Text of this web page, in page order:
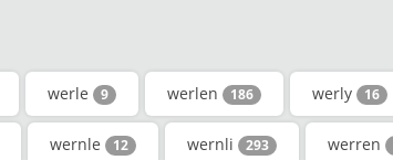
werle 9 werlen 186 werly 16
wernle 12 wernli 293 werren